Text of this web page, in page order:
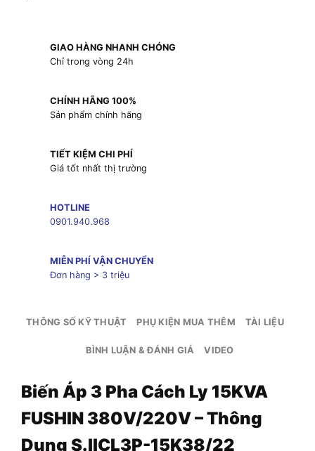
GIAO HÀNG NHANH CHÓNG
Chỉ trong vòng 24h
CHÍNH HÃNG 100%
Sản phẩm chính hãng
TIẾT KIỆM CHI PHÍ
Giá tốt nhất thị trường
HOTLINE
0901.940.968
MIỄN PHÍ VẬN CHUYỂN
Đơn hàng > 3 triệu
THÔNG SỐ KỸ THUẬT PHỤ KIỆN MUA THÊM TÀI LIỆU
BÌNH LUẬN & ĐÁNH GIÁ VIDEO
Biến Áp 3 Pha Cách Ly 15KVA
FUSHIN 380V/220V – Thông
Dụng S.IICL3P-15K38/22